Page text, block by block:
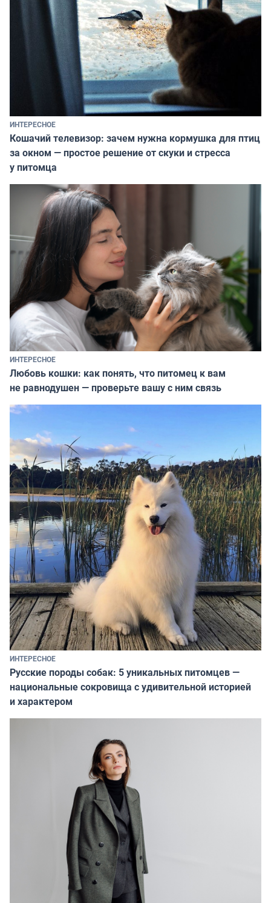
ИНТЕРЕСНОЕ
Кошачий телевизор: зачем нужна кормушка для птиц
за окном — простое решение от скуки и стресса
у питомца
ИНТЕРЕСНОЕ
Любовь кошки: как понять, что питомец к вам
не равнодушен — проверьте вашу с ним связь
ИНТЕРЕСНОЕ
Русские породы собак: 5 уникальных питомцев —
национальные сокровища с удивительной историей
и характером